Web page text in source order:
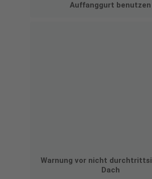
Auffanggurt benutzen
Warnung vor nicht
Dach